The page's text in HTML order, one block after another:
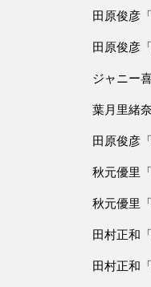
田原俊彦
田原俊彦
ジャニー
葉月里緒
田原俊彦
秋元優里
秋元優里
田村正和
田村正和